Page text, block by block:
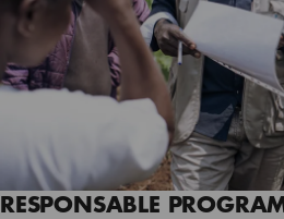
RESPONSABLE